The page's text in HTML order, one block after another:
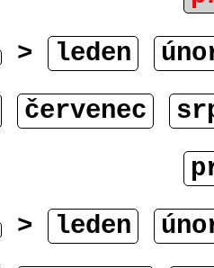
> leden
červenec
> leden